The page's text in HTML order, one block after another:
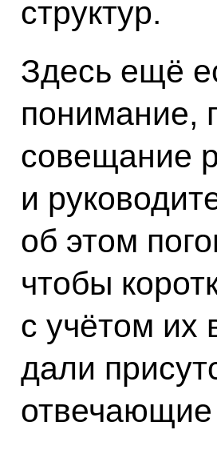
структур.
Здесь ещё
понимание,
совещание
и
об этом
чтобы
с учётом их
дали
отвечающие